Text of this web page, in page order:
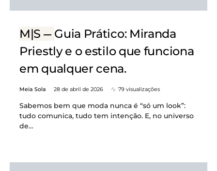
M|S
Guia Prático: Miranda
Priestly e o estilo que funciona
em qualquer cena.
Meia Sola 28 de abril de 2026 79 visualizações
Sabemos bem que moda nunca é “só um look”:
tudo comunica, tudo tem intenção. E, no universo
de…